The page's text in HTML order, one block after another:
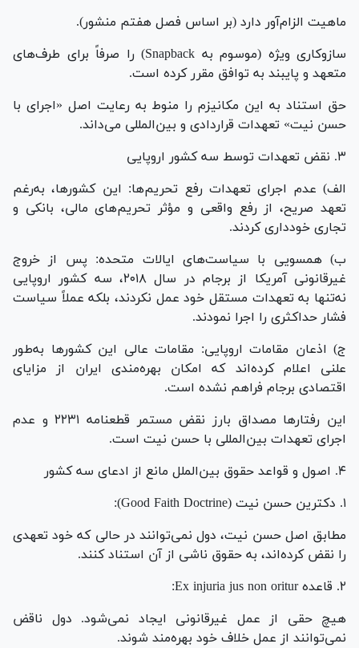
ماهیت الزام‌آور دارد (بر اساس فصل هفتم منشور).
سازوکاری ویژه (موسوم به Snapback) را صرفاً برای طرف‌های
متعهد و پایبند به توافق مقرر کرده است.
حق استناد به این مکانیزم را منوط به رعایت اصل «اجرای با
حسن نیت» تعهدات قراردادی و بین‌المللی می‌داند.
۳. نقض تعهدات توسط سه کشور اروپایی
الف) عدم اجرای تعهدات رفع تحریم‌ها: این کشورها، به‌رغم
تعهد صریح، از رفع واقعی و مؤثر تحریم‌های مالی، بانکی و
تجاری خودداری کردند.
ب) همسویی با سیاست‌های ایالات متحده: پس از خروج
غیرقانونی آمریکا از برجام در سال ۲۰۱۸، سه کشور اروپایی
نه‌تنها به تعهدات مستقل خود عمل نکردند، بلکه عملاً سیاست
فشار حداکثری را اجرا نمودند.
ج) اذعان مقامات اروپایی: مقامات عالی این کشورها به‌طور
علنی اعلام کرده‌اند که امکان بهره‌مندی ایران از مزایای
اقتصادی برجام فراهم نشده است.
این رفتارها مصداق بارز نقض مستمر قطعنامه ۲۲۳۱ و عدم
اجرای تعهدات بین‌المللی با حسن نیت است.
۴. اصول و قواعد حقوق بین‌الملل مانع از ادعای سه کشور
۱. دکترین حسن نیت (Good Faith Doctrine):
مطابق اصل حسن نیت، دول نمی‌توانند در حالی که خود تعهدی
را نقض کرده‌اند، به حقوق ناشی از آن استناد کنند.
۲. قاعده Ex injuria jus non oritur:
هیچ حقی از عمل غیرقانونی ایجاد نمی‌شود. دول ناقض
نمی‌توانند از عمل خلاف خود بهره‌مند شوند.